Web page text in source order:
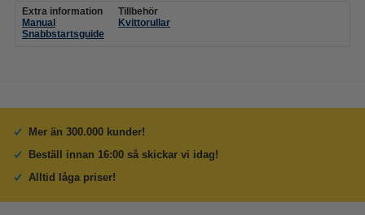
Extra information
Manual
Snabbstartsguide
Tillbehör
Kvittorullar
Mer än 300.000 kunder!
Beställ innan 16:00 så skickar vi idag!
Alltid låga priser!